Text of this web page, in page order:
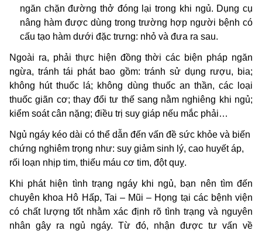
ngăn chặn đường thở đóng lại trong khi ngủ. Dụng cụ
nâng hàm được dùng trong trường hợp người bệnh có
cấu tạo hàm dưới đặc trưng: nhỏ và đưa ra sau.
Ngoài ra, phải thực hiện đồng thời các biện pháp ngăn
ngừa, tránh tái phát bao gồm: tránh sử dụng rượu, bia;
không hút thuốc lá; không dùng thuốc an thần, các loại
thuốc giãn cơ; thay đổi tư thế sang nằm nghiêng khi ngủ;
kiểm soát cân nặng; điều trị suy giáp nếu mắc phải…
Ngủ ngáy kéo dài có thể dẫn đến vấn đề sức khỏe và biến
chứng nghiêm trọng như: suy giảm sinh lý, cao huyết áp,
rối loạn nhịp tim, thiếu máu cơ tim, đột quỵ.
Khi phát hiện tình trạng ngáy khi ngủ, bạn nên tìm đến
chuyên khoa Hô Hấp, Tai – Mũi – Họng tại các bệnh viện
có chất lượng tốt nhằm xác định rõ tình trạng và nguyên
nhân gây ra ngủ ngáy. Từ đó, nhận được tư vấn về